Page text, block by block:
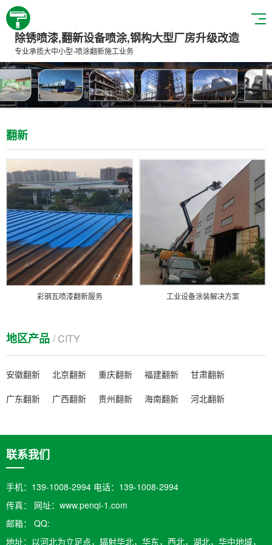
除锈喷漆,翻新设备喷涂,钢构大型厂房升级改造
专业承揽大中小型-喷涂翻新施工业务
翻新
彩钢瓦喷漆翻新服务 工业设备涂装解决方案
地区产品 / CITY
安徽翻新 北京翻新 重庆翻新 福建翻新
甘肃翻新
广东翻新
广西翻新 贵州翻新 海南翻新 河北翻新
联系我们
手机：139-1008-2994 电话：139-1008-2994
传真： 网址：www.penqi-1.com
邮箱：​ QQ:
地址：以河北为立足点，辐射华北，华东，西北，湖北，华中地域，